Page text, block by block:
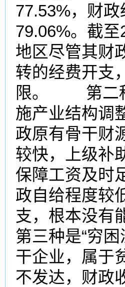
77.53%，财
79.06%。截
地区尽管其财
转的经费开支
限。 第二种
施产业结构调
政原有骨干财
较快，上级补
保障工资及时
政自给程度较
支，根本没
第三种是“穷
干企业，属于
不发达，财政